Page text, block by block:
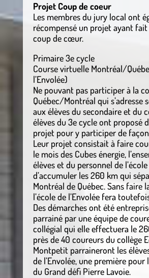
Projet Coup de coeur
Les membres du jury local ont
récompensé un projet ayant fait
coup de cœur.
Primaire 3e cycle
Course virtuelle Montréal/
l’Envolée)
Ne pouvant pas participer à la
Québec/Montréal qui s’adresse
aux élèves du secondaire et du
élèves du 3e cycle ont proposé
projet pour y participer de
Leur projet consistait à faire
le mois des Cubes énergie,
élèves et du personnel de
d’accumuler les 260 km qui
Montréal de Québec. Sans faire
l’école de l’Envolée fera
Des démarches ont été
parrainé par une équipe de
collégial qui elle effectuera le
près de 40 coureurs du collège
Montpetit parraineront les
de l’Envolée, une première pour
du Grand défi Pierre Lavoie.